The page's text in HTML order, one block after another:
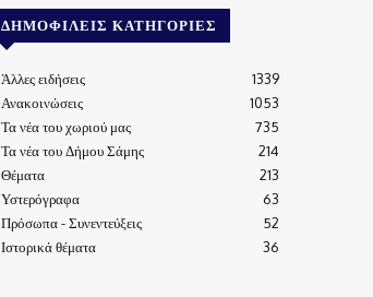
ΔΗΜΟΦΙΛΕΊΣ ΚΑΤΗΓΟΡΊΕΣ
Άλλες ειδήσεις
1339
Ανακοινώσεις
1053
Τα νέα του χωριού μας
735
Τα νέα του Δήμου Σάμης
214
Θέματα
213
Υστερόγραφα
63
Πρόσωπα - Συνεντεύξεις
52
Ιστορικά θέματα
36